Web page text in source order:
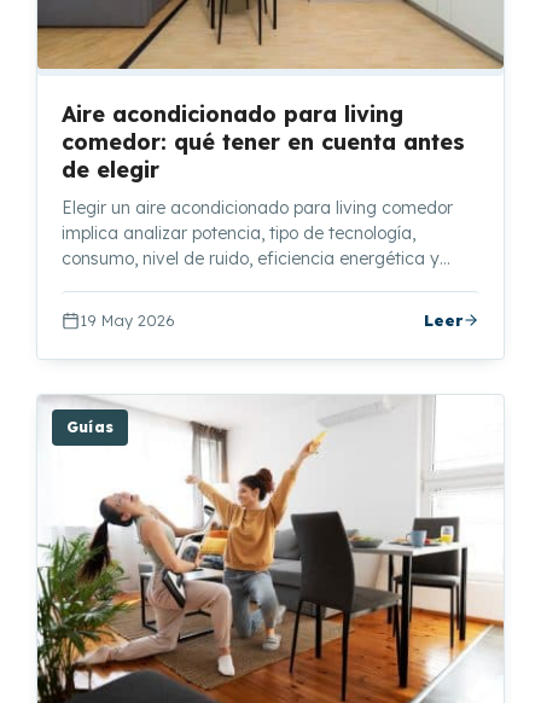
Aire acondicionado para living
comedor: qué tener en cuenta antes
de elegir
Elegir un aire acondicionado para living comedor
implica analizar potencia, tipo de tecnología,
consumo, nivel de ruido, eficiencia energética y…
19 May 2026 Leer
Guías